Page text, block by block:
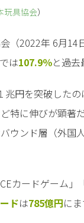
玩具協会）
（2022年 6月
は107.9％と過去
兆円を突破した
特に伸びが顕
ウンド層（外国
カードゲーム
ドは785億円に